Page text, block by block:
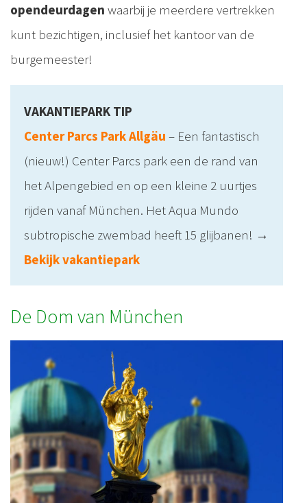
opendeurdagen waarbij je meerdere vertrekken
kunt bezichtigen, inclusief het kantoor van de
burgemeester!
VAKANTIEPARK TIP
Center Parcs Park Allgäu – Een fantastisch
(nieuw!) Center Parcs park een de rand van
het Alpengebied en op een kleine 2 uurtjes
rijden vanaf München. Het Aqua Mundo
subtropische zwembad heeft 15 glijbanen! →
Bekijk vakantiepark
De Dom van München